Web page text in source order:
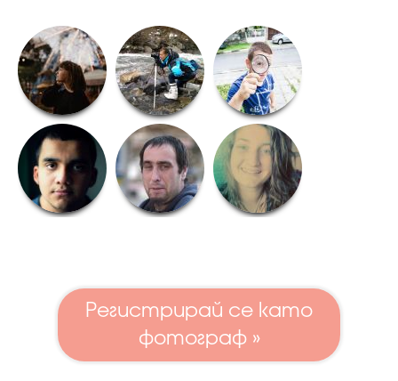
Регистрирай се като
фотограф »